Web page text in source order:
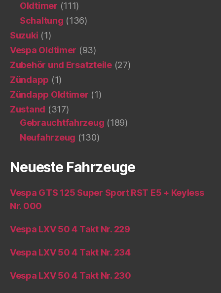
Oldtimer (111)
Schaltung (136)
Suzuki (1)
Vespa Oldtimer (93)
Zubehör und Ersatzteile(27)
Zündapp (1)
Zündapp Oldtimer (1)
Zustand (317)
Gebrauchtfahrzeug (189)
Neufahrzeug (130)
Neueste Fahrzeuge
Vespa GTS 125 Super Sport RST E5 + Keyless
Nr. 000
Vespa LXV 50 4 Takt Nr. 229
Vespa LXV 50 4 Takt Nr. 234
Vespa LXV 50 4 Takt Nr. 230